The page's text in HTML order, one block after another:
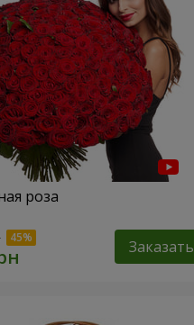
роза
Заказать